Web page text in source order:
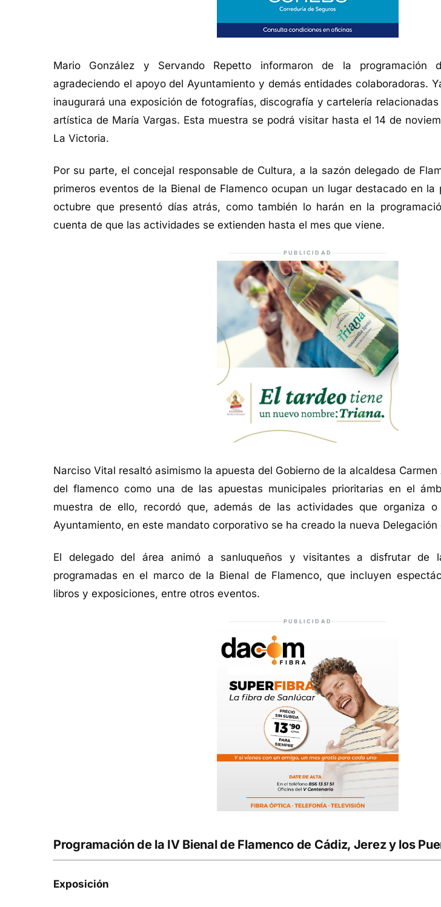
Mario González y Servando Repetto informaron de la programación
agradeciendo el apoyo del Ayuntamiento y demás entidades colaboradoras.
inaugurará una exposición de fotografías, discografía y cartelería
artística de María Vargas. Esta muestra se podrá visitar hasta el 14 de
La Victoria.
Por su parte, elconcejal responsable de Cultura, a la sazón delegado de
primeros eventos de la Bienal de Flamenco ocupan un lugar destacado en la
octubre que presentó días atrás, como también lo harán en la
cuenta de que las actividades se extienden hasta el mes que viene.
PUBLICIDAD
Narciso Vital resaltó asimismo la apuesta del Gobierno de la alcaldesa
del flamenco como una de las apuestas municipales prioritarias en el
muestra de ello, recordó que, además de las actividades que organiza o
Ayuntamiento, en este mandato corporativo se ha creado la nueva Delegación
El delegadodel área animó a sanluqueños y visitantes a disfrutar de
programadasen el marco de la Bienal de Flamenco, que incluyen
libros y exposiciones, entre otros eventos.
PUBLICIDAD
Programación de la IV Bienal de Flamenco de Cádiz, Jerez y los
Exposición